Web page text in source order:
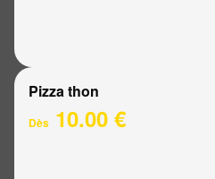
Pizza thon
Dès 10.00 €